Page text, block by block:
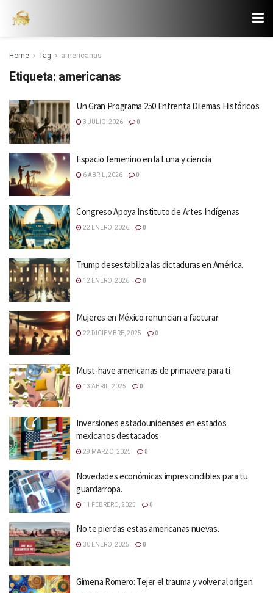
Home Tag americanas
Etiqueta: americanas
Un Gran Programa 250 Enfrenta Dilemas Históricos
3 JULIO, 2026 0
Espacio femenino en la Luna y ciencia
6 ABRIL, 2026 0
Congreso Apoya Instituto de Artes Indígenas
22 ENERO, 2026 0
Trump desestabiliza las dictaduras en América.
12 ENERO, 2026 0
Mujeres en México renuncian a facturar
22 DICIEMBRE, 2025 0
Must-have americanas de primavera para ti
13 ABRIL, 2025 0
Inversiones estadounidenses en estados
mexicanos destacados
29 MARZO, 2025 0
Novedades económicas imprescindibles para tu
guardarropa.
11 FEBRERO, 2025 0
No te pierdas estas americanas nuevas.
30 ENERO, 2025 0
Gimena Romero: Tejer el trauma y volver al origen